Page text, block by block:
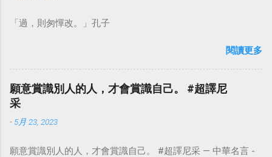
「過，則匆憚改。」孔子
閱讀更多
願意賞識別人的人，才會賞識自己。 #超譯尼
采
- 5月 23, 2023
願意賞識別人的人，才會賞識自己。 #超譯尼采 — 中華名言 -